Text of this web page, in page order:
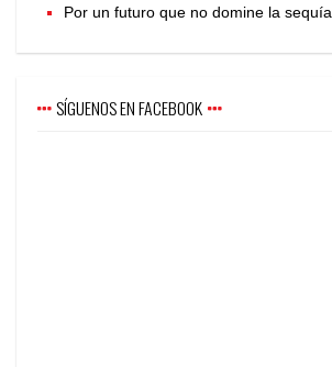
Por un futuro que no domine la sequía
SÍGUENOS EN FACEBOOK